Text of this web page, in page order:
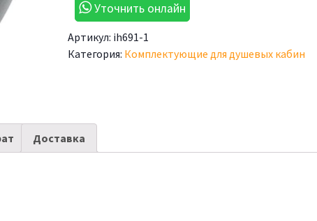
Уточнить онлайн
Артикул: ih691-1
Категория: Комплектующие для душевых кабин
Доставка